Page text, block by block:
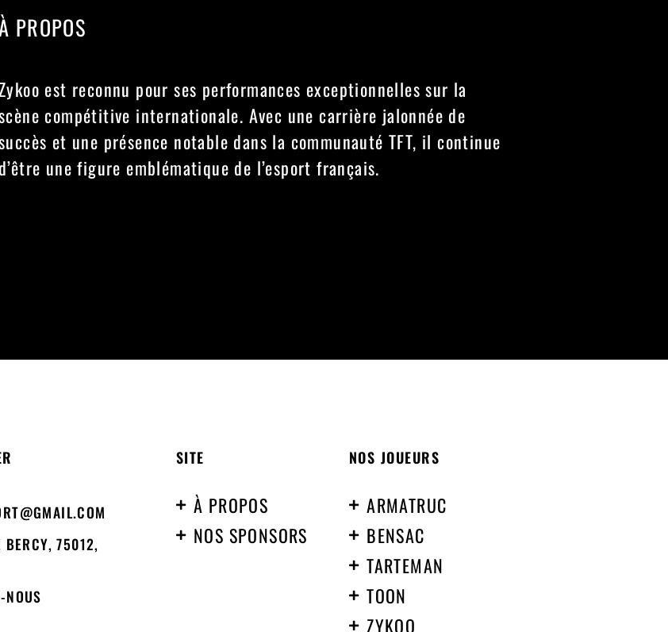
PROPOS
est reconnu pour ses performances exceptionnelles sur la
compétitive internationale. Avec une carrière jalonnée de
et une présence notable dans la communauté TFT, il continue
d’être une figure emblématique de l’esport français.
BERCY, 75012,
NOUS
SITE
À PROPOS
NOS SPONSORS
NOS JOUEURS
ARMATRUC
BENSAC
TARTEMAN
TOON
ZYKOO